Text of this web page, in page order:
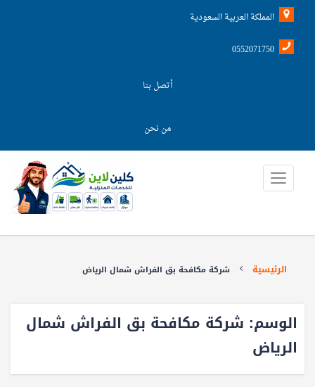
المملكة العربية السعودية
0552071750
أتصل بنا
من نحن
الرئيسية شركة مكافحة بق الفراش شمال الرياض
الوسم: شركة مكافحة بق الفراش شمال
الرياض